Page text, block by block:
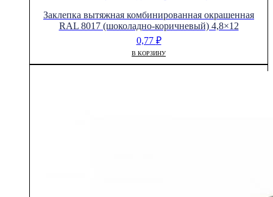
Заклепка вытяжная комбинированная окрашенная
RAL 8017 (шоколадно-коричневый) 4,8×12
0,77 ₽
В КОРЗИНУ